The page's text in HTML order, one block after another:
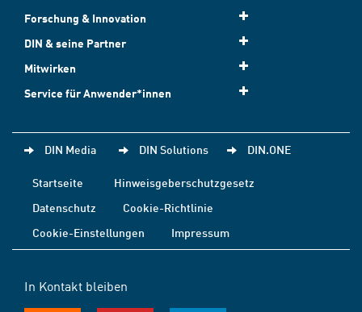
Forschung & Innovation
DIN & seine Partner
Mitwirken
Service für Anwender*innen
DIN Media DIN Solutions DIN.ONE
Startseite
Hinweisgeberschutzgesetz
Datenschutz
Cookie-Richtlinie
Cookie-Einstellungen
Impressum
In Kontakt bleiben